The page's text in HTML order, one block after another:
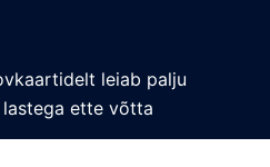
leiab palju
ette võtta